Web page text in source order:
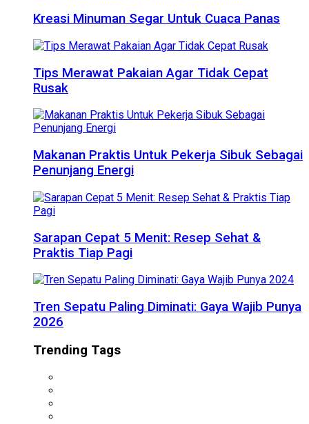
Kreasi Minuman Segar Untuk Cuaca Panas
Tips Merawat Pakaian Agar Tidak Cepat
Rusak
Makanan Praktis Untuk Pekerja Sibuk Sebagai
Penunjang Energi
Sarapan Cepat 5 Menit: Resep Sehat &
Praktis Tiap Pagi
Tren Sepatu Paling Diminati: Gaya Wajib Punya
2026
Trending Tags